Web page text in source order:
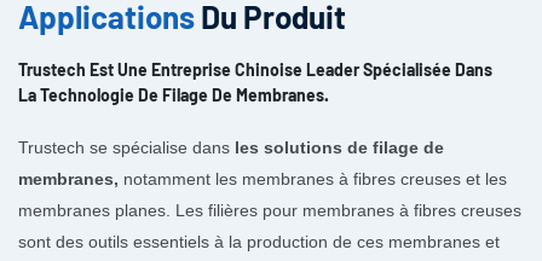
ApplicationsDu Produit
Trustech Est Une Entreprise Chinoise Leader Spécialisée Dans
La Technologie De Filage De Membranes.
Trustech se spécialise dans les solutions de filage de
membranes, notamment les membranes à fibres creuses et les
membranes planes. Les filières pour membranes à fibres creuses
sont des outils essentiels à la production de ces membranes et